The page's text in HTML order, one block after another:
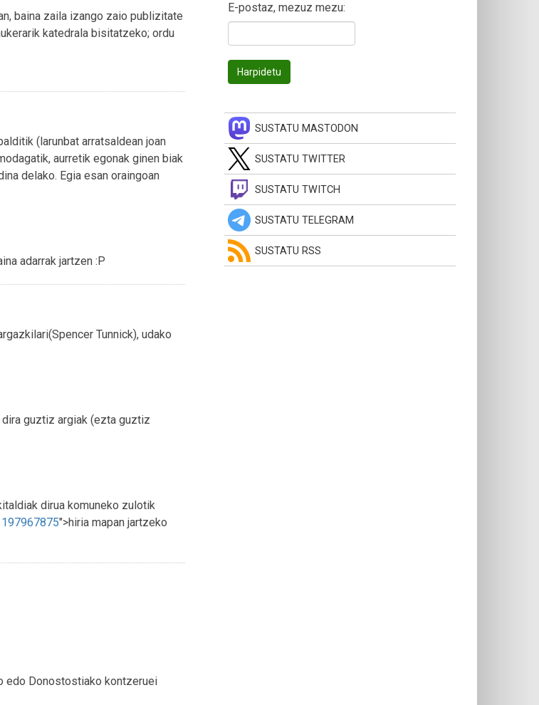
baina zaila izango zaio publizitate
katedrala bisitatzeko; ordu
(larunbat arratsaldean joan
aurretik egonak ginen biak
delako. Egia esan oraingoan
adarrak jartzen :P
Tunnick), udako
guztiz argiak (ezta guztiz
dirua komuneko zulotik
">hiria mapan jartzeko
edo Donostostiako kontzeruei
E-postaz, mezuz mezu:
SUSTATU MASTODON
SUSTATU TWITTER
SUSTATU TWITCH
SUSTATU TELEGRAM
SUSTATU RSS